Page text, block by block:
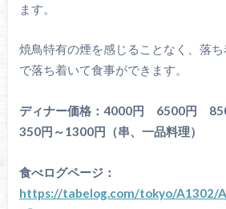
ます。
焼鳥特有の煙を感じることなく、落
で落ち着いて食事ができます。
ディナー価格：4000円 6500円
350円～1300円（串、一品料理）
食べログページ：
https://tabelog.com/tokyo/A1302/